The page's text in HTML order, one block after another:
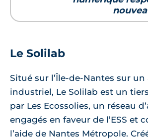
Le Solilab
Situé sur l’Île-de-Nantes sur
industriel, Le Solilab est un
par Les Ecossolies, un réseau
engagés en faveur de l’ESS et
l’aide de Nantes Métropole.